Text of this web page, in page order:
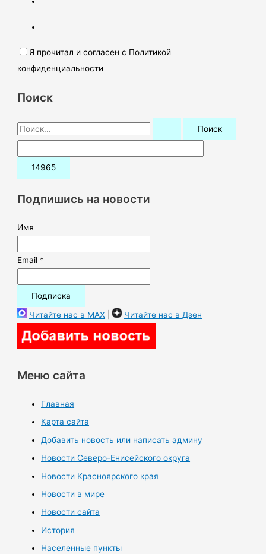
Я прочитал и согласен с Политикой
конфиденциальности
Поиск
П
о
и
:Подпишись на новости
Имя
Email *
Читайте нас в MAX | Читайте нас в Дзен
Меню сайта
Главная
Карта сайта
Добавить новость или написать админу
Новости Северо-Енисейского округа
Новости Красноярского края
Новости в мире
Новости сайта
История
Населенные пункты